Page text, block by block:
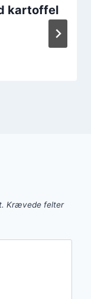
kartoffel
Krævede felter